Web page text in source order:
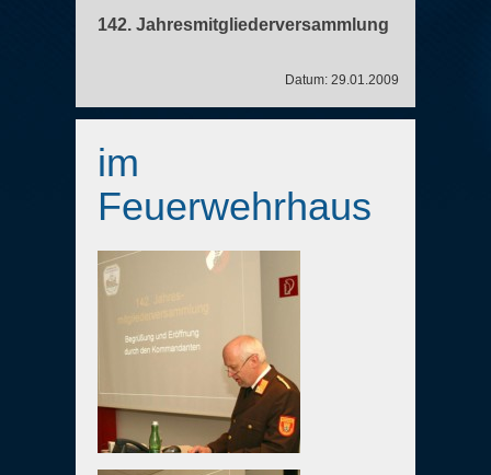
142. Jahresmitgliederversammlung
Datum: 29.01.2009
im
Feuerwehrhaus